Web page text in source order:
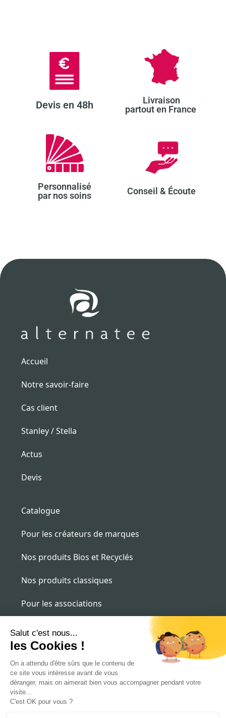
Devis en 48h​
Livraison
partout en France ​
Personnalisé
par nos soins​
Conseil & Écoute​
Accueil
Notre savoir-faire
Cas client
Stanley / Stella
Actus
Devis
Catalogue
Pour les créateurs de marques
Nos produits Bios et Recyclés
Nos produits classiques
Pour les associations
09 87 16 16 09